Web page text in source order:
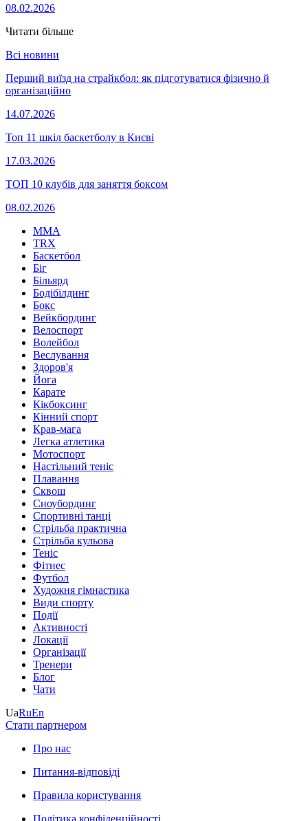
08.02.2026
Читати більше
Всі новини
Перший виїзд на страйкбол: як підготуватися фізично й
організаційно
14.07.2026
Топ 11 шкіл баскетболу в Києві
17.03.2026
ТОП 10 клубів для заняття боксом
08.02.2026
MMA
TRX
Баскетбол
Біг
Більярд
Бодібілдинг
Бокс
Вейкбординг
Велоспорт
Волейбол
Веслування
Здоров'я
Йога
Карате
Кікбоксинг
Кінний спорт
Крав-мага
Легка атлетика
Мотоспорт
Настільний теніс
Плавання
Сквош
Сноубординг
Спортивні танці
Стрільба практична
Стрільба кульова
Теніс
Фітнес
Футбол
Художня гімнастика
Види спорту
Події
Активності
Локації
Організації
Тренери
Блог
Чати
UaRuEn
Стати партнером
Про нас
Питання-відповіді
Правила користування